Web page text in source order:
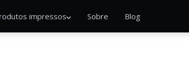
impressos Sobre Blog